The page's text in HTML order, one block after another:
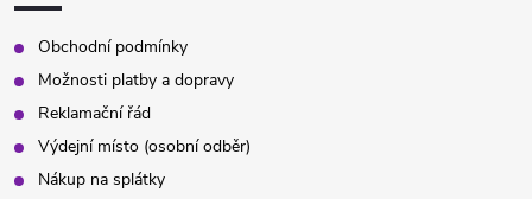
Obchodní podmínky
Možnosti platby a dopravy
Reklamační řád
Výdejní místo (osobní odběr)
Nákup na splátky